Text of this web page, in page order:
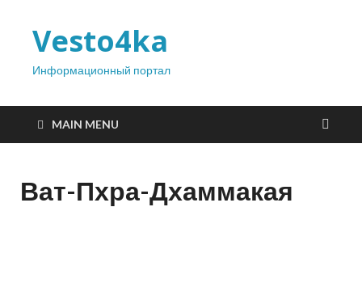
Vesto4ka
Информационный портал
MAIN MENU
Ват-Пхра-Дхаммакая